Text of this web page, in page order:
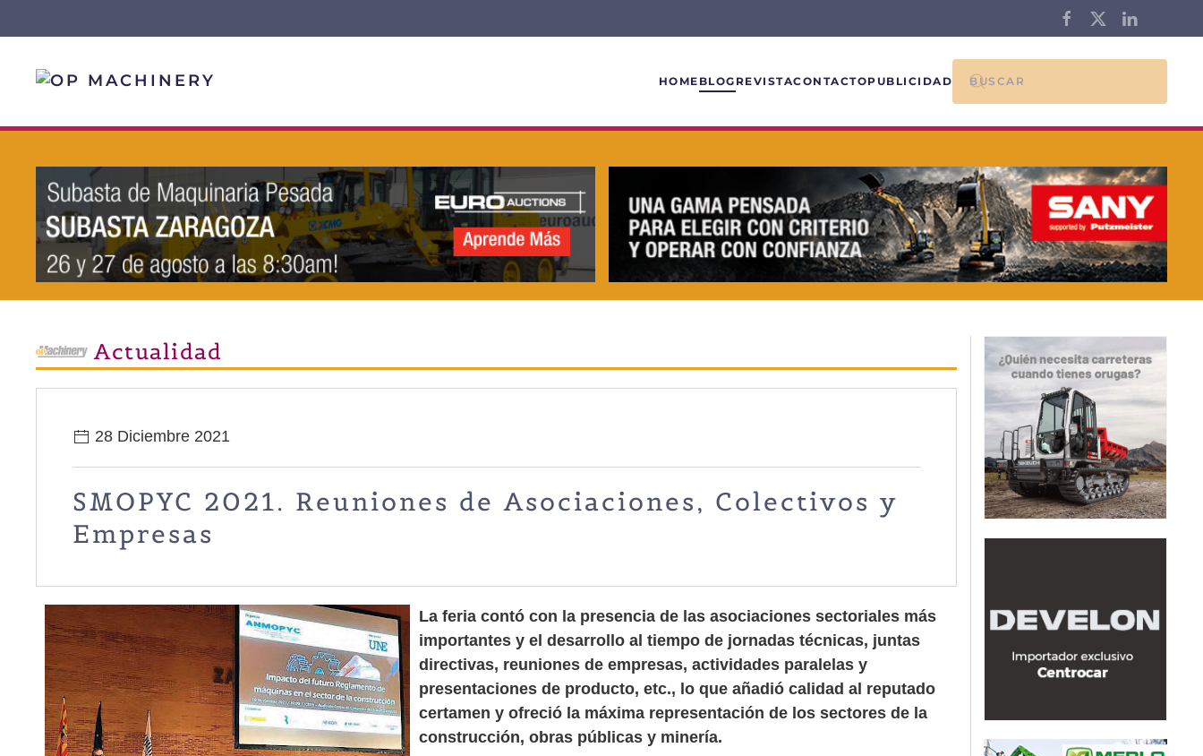
HOME BLOG REVISTACONTACTOPUBLICIDAD
Actualidad
28 Diciembre 2021
SMOPYC 2021. Reuniones de Asociaciones, Colectivos y
Empresas
La feria contó con la presencia de las asociaciones sectoriales más
importantes y el desarrollo al tiempo de jornadas técnicas, juntas
directivas, reuniones de empresas, actividades paralelas y
presentaciones de producto, etc., lo que añadió calidad al reputado
certamen y ofreció la máxima representación de los sectores de la
construcción, obras públicas y minería.